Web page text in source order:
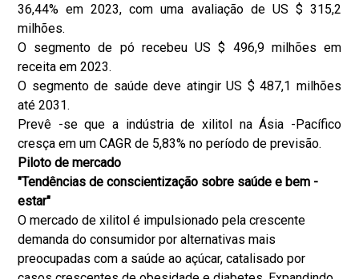
36,44% em 2023, com uma avaliação de US $ 315,2
milhões.
O segmento de pó recebeu US $ 496,9 milhões em
receita em 2023.
O segmento de saúde deve atingir US $ 487,1 milhões
até 2031.
Prevê -se que a indústria de xilitol na Ásia -Pacífico
cresça em um CAGR de 5,83% no período de previsão.
Piloto de mercado
"Tendências de conscientização sobre saúde e bem -
estar"
O mercado de xilitol é impulsionado pela crescente
demanda do consumidor por alternativas mais
preocupadas com a saúde ao açúcar, catalisado por